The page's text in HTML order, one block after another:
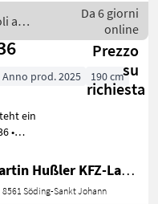
ext
a
Da 6 giorni
online
Prezzo
su
richiesta
Anno prod. 2025 190 cm
ein
•
•
A83 - 1.90
Martin Hußler KFZ-Landtechnik
8561 Söding-Sankt Johann